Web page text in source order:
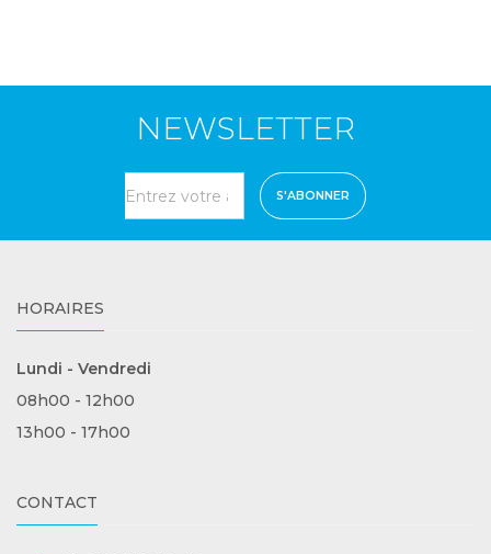
NEWSLETTER
S'ABONNER
HORAIRES
Lundi - Vendredi
08h00 - 12h00
13h00 - 17h00
CONTACT